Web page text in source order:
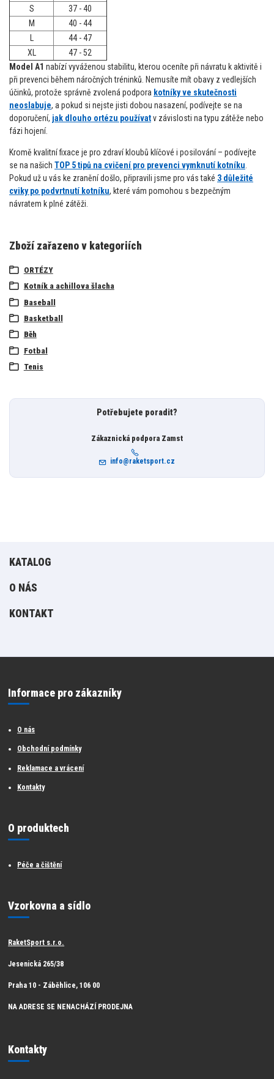
S
37 - 40
M
40 - 44
L
44 - 47
XL
47 - 52
Model A1 nabízí vyváženou stabilitu, kterou oceníte při návratu k aktivitě i
při prevenci během náročných tréninků. Nemusíte mít obavy z vedlejších
účinků, protože správně zvolená podpora kotníky ve skutečnosti
neoslabuje, a pokud si nejste jisti dobou nasazení, podívejte se na
doporučení, jak dlouho ortézu používatv závislosti na typu zátěže nebo
fázi hojení.
Kromě kvalitní fixace je pro zdraví kloubů klíčové i posilování – podívejte
se na našich TOP 5 tipů na cvičení pro prevenci vymknutí kotníku.
Pokud už u vás ke zranění došlo, připravili jsme pro vás také 3 důležité
cviky po podvrtnutí kotníku, které vám pomohou s bezpečným
návratem k plné zátěži.
Zboží zařazeno v kategoriích
ORTÉZY
Kotník a achillova šlacha
Baseball
Basketball
Běh
Fotbal
Tenis
Potřebujete poradit?
Zákaznická podpora Zamst
info@raketsport.cz
KATALOG
O NÁS
KONTAKT
Informace pro zákazníky
O nás
Obchodní podmínky
Reklamace a vrácení
Kontakty
O produktech
Péče a čištění
Vzorkovna a sídlo
RaketSport s.r.o.
Jesenická 265/38
Praha 10 - Záběhlice, 106 00
NA ADRESE SE NENACHÁZÍ PRODEJNA
Kontakty